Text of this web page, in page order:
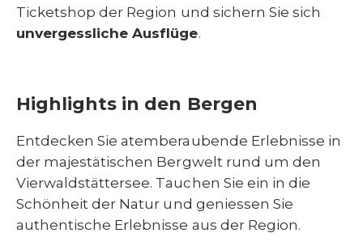
Ticketshop der Region und sichern Sie sich
unvergessliche Ausflüge.
Highlights in den Bergen
Entdecken Sie atemberaubende Erlebnisse in
der majestätischen Bergwelt rund um den
Vierwaldstättersee. Tauchen Sie ein in die
Schönheit der Natur und geniessen Sie
authentische Erlebnisse aus der Region.